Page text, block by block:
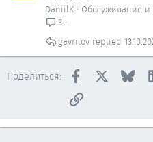
DaniilK
Обслуживание и
3
gavrilov
Поделиться: Facebook
Ссылка